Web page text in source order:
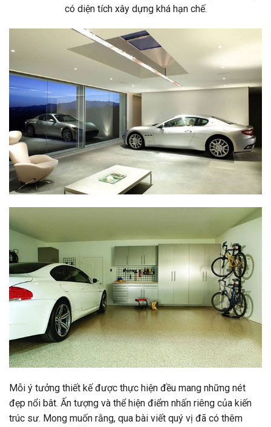
có diện tích xây dựng khá hạn chế.
Mỗi ý tưởng thiết kế được thực hiện đều mang những nét
đẹp nổi bât. Ấn tượng và thể hiện điểm nhấn riêng của kiến
trúc sư. Mong muốn rằng, qua bài viết quý vị đã có thêm